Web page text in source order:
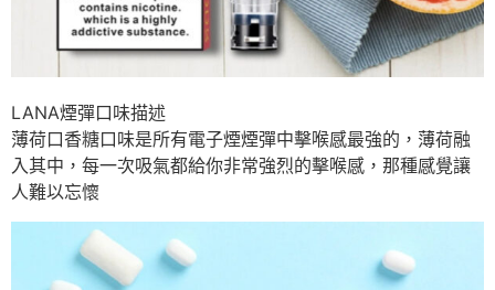
LANA煙彈口味描述
薄荷口香糖口味是所有電子煙煙彈中擊喉感最強的，薄荷融
入其中，每一次吸氣都給你非常強烈的擊喉感，那種感覺讓
人難以忘懷